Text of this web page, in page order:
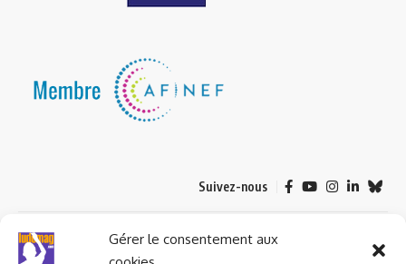
Gérer le consentement aux
Suivez-nous
© 2023 ludomag.com édité et géré par WOOMEET SAS, powered by